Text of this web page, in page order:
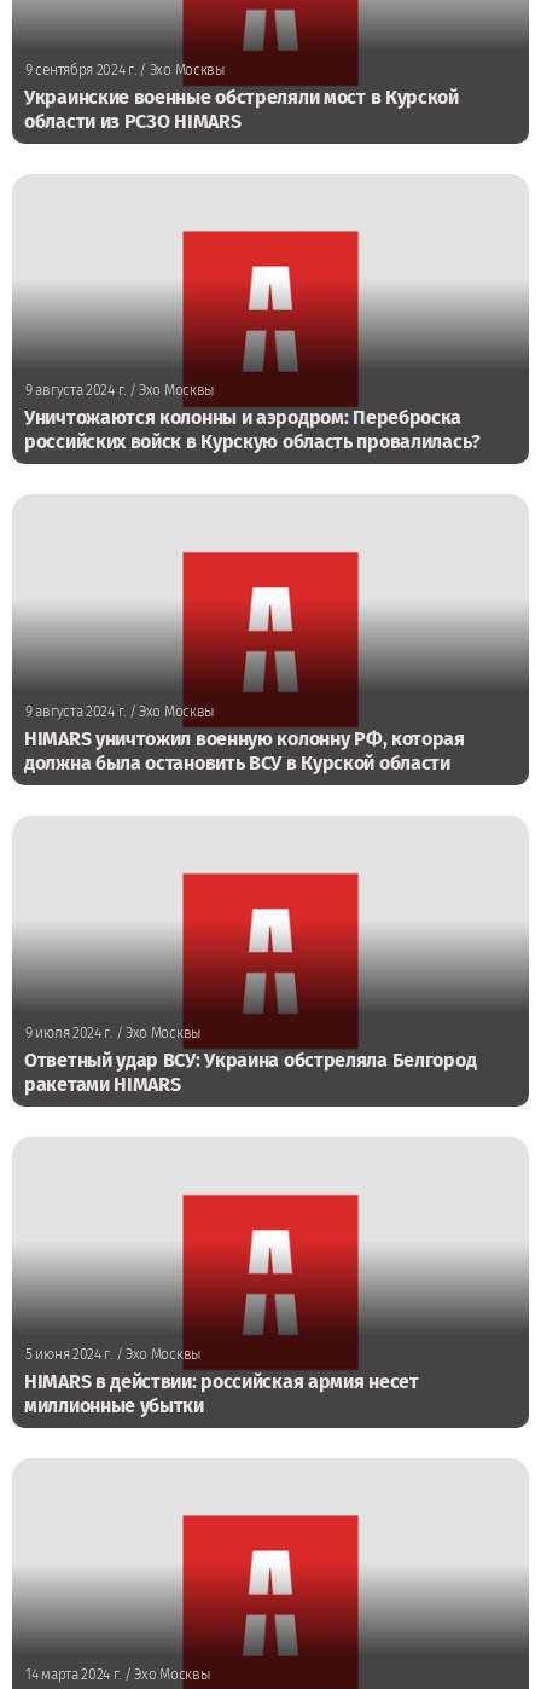
9 сентября 2024 г. / Эхо Москвы
Украинские военные обстреляли мост в Курской
области из РСЗО HIMARS
9 августа 2024 г./ Эхо Москвы
Уничтожаются колонны и аэродром: Переброска
российских войск в Курскую область провалилась?
9 августа 2024 г./ Эхо Москвы
HIMARS уничтожил военную колонну РФ, которая
должна была остановить ВСУ в Курской области
9 июля 2024 г./ Эхо Москвы
Ответный удар ВСУ: Украина обстреляла Белгород
ракетами HIMARS
5 июня 2024 г. / Эхо Москвы
HIMARS в действии: российская армия несет
миллионные убытки
14 марта 2024 г. / Эхо Москвы